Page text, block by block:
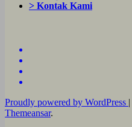
> Kontak Kami
Proudly powered by WordPress |
Themeansar.